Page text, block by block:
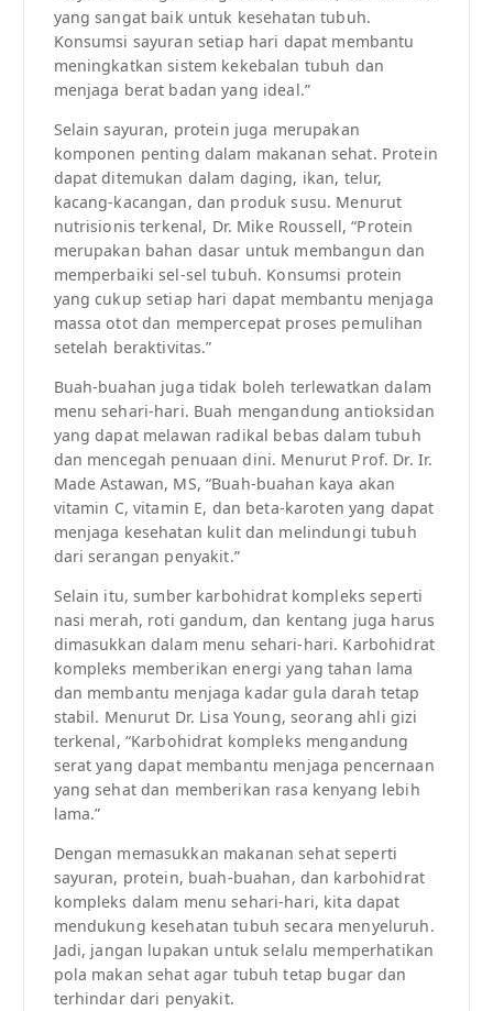
yang sangat baik untuk kesehatan tubuh.
Konsumsi sayuran setiap hari dapat membantu
meningkatkan sistem kekebalan tubuh dan
menjaga berat badan yang ideal.”
Selain sayuran, protein juga merupakan
komponen penting dalam makanan sehat. Protein
dapat ditemukan dalam daging, ikan, telur,
kacang-kacangan, dan produk susu. Menurut
nutrisionis terkenal, Dr. Mike Roussell, “Protein
merupakan bahan dasar untuk membangun dan
memperbaiki sel-sel tubuh. Konsumsi protein
yang cukup setiap hari dapat membantu menjaga
massa otot dan mempercepat proses pemulihan
setelah beraktivitas.”
Buah-buahan juga tidak boleh terlewatkan dalam
menu sehari-hari. Buah mengandung antioksidan
yang dapat melawan radikal bebas dalam tubuh
dan mencegah penuaan dini. Menurut Prof. Dr. Ir.
Made Astawan, MS, “Buah-buahan kaya akan
vitamin C, vitamin E, dan beta-karoten yang dapat
menjaga kesehatan kulit dan melindungi tubuh
dari serangan penyakit.”
Selain itu, sumber karbohidrat kompleks seperti
nasi merah, roti gandum, dan kentang juga harus
dimasukkan dalam menu sehari-hari. Karbohidrat
kompleks memberikan energi yang tahan lama
dan membantu menjaga kadar gula darah tetap
stabil. Menurut Dr. Lisa Young, seorang ahli gizi
terkenal, “Karbohidrat kompleks mengandung
serat yang dapat membantu menjaga pencernaan
yang sehat dan memberikan rasa kenyang lebih
lama.”
Dengan memasukkan makanan sehat seperti
sayuran, protein, buah-buahan, dan karbohidrat
kompleks dalam menu sehari-hari, kita dapat
mendukung kesehatan tubuh secara menyeluruh.
Jadi, jangan lupakan untuk selalu memperhatikan
pola makan sehat agar tubuh tetap bugar dan
terhindar dari penyakit.